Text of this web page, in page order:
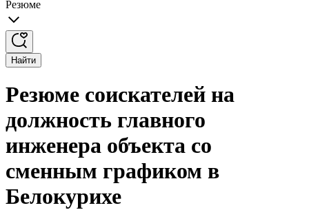
Резюме
Найти
Резюме соискателей на
должность главного
инженера объекта со
сменным графиком в
Белокурихе